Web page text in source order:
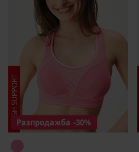
Разпродажба -30%